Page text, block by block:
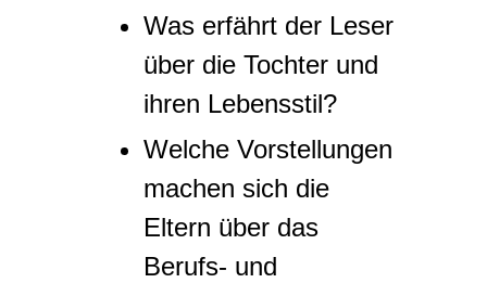
Was erfährt der Leser
über die Tochter und
ihren Lebensstil?
Welche Vorstellungen
machen sich die
Eltern über das
Berufs- und